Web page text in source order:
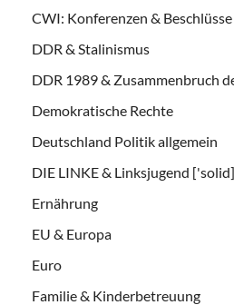
CWI: Konferenzen & Beschlüsse
DDR & Stalinismus
DDR 1989 & Zusammenbruch
Demokratische Rechte
Deutschland Politik allgemein
DIE LINKE & Linksjugend ['solid]
Ernährung
EU & Europa
Euro
Familie & Kinderbetreuung